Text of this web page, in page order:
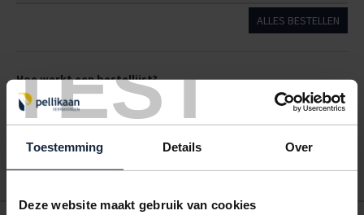
TEST
Toestemming Details Over
Deze website maakt gebruik van cookies
ALLES BESTELLEN
Hoe werkt een bestellijst?
Wanneer u bent ingelogd, kunt u een eigen bestellijst maken.
Gebruik bestel- en offertelijsten om eenvoudig en snel producten
account. Dat pakt altijd goed uit voor uw administratie!